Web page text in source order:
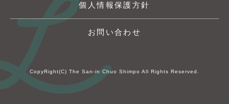
個人情報保護方針
お問い合わせ
CopyRight(C) The San-in Chuo Shimpo All Rights Reserved.